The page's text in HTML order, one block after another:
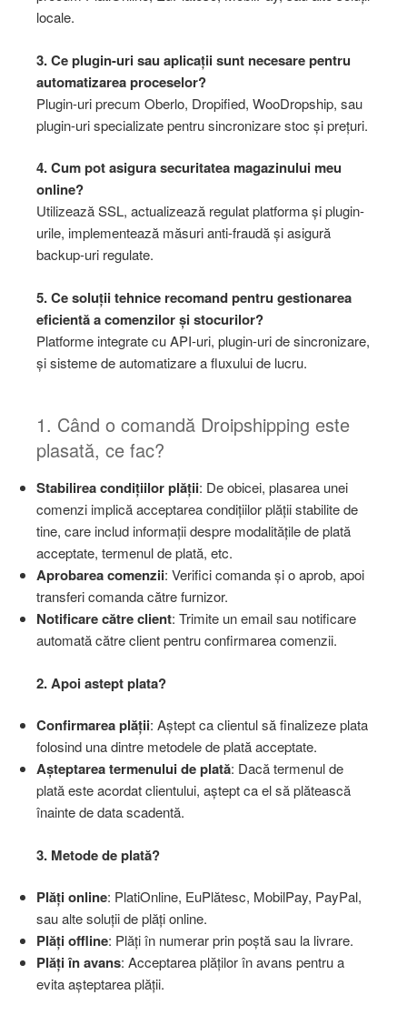
locale.
3. Ce plugin-uri sau aplicații sunt necesare pentru
automatizarea proceselor?
Plugin-uri precum Oberlo, Dropified, WooDropship, sau
plugin-uri specializate pentru sincronizare stoc și prețuri.
4. Cum pot asigura securitatea magazinului meu
online?
Utilizează SSL, actualizează regulat platforma și plugin-
urile, implementează măsuri anti-fraudă și asigură
backup-uri regulate.
5. Ce soluții tehnice recomand pentru gestionarea
eficientă a comenzilor și stocurilor?
Platforme integrate cu API-uri, plugin-uri de sincronizare,
și sisteme de automatizare a fluxului de lucru.
1. Când o comandă Droipshipping este
plasată, ce fac?
Stabilirea condițiilor plății: De obicei, plasarea unei
comenzi implică acceptarea condițiilor plății stabilite de
tine, care includ informații despre modalitățile de plată
acceptate, termenul de plată, etc.
Aprobarea comenzii: Verifici comanda și o aprob, apoi
transferi comanda către furnizor.
Notificare către client: Trimite un email sau notificare
automată către client pentru confirmarea comenzii.
2. Apoi astept plata?
Confirmarea plății: Aștept ca clientul să finalizeze plata
folosind una dintre metodele de plată acceptate.
Așteptarea termenului de plată: Dacă termenul de
plată este acordat clientului, aștept ca el să plătească
înainte de data scadentă.
3. Metode de plată?
Plăți online: PlatiOnline, EuPlătesc, MobilPay, PayPal,
sau alte soluții de plăți online.
Plăți offline: Plăți în numerar prin poștă sau la livrare.
Plăți în avans: Acceptarea plăților în avans pentru a
evita așteptarea plății.